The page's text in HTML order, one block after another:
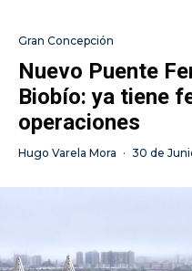
Gran Concepción
Nuevo Puente
Biobío: ya tiene
operaciones
Hugo Varela Mora · 30 de